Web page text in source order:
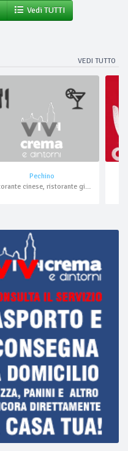
Vedi TUTTI
VEDI TUTTO
Pechino
ristorante cinese, ristorante giapponese, all you can eat